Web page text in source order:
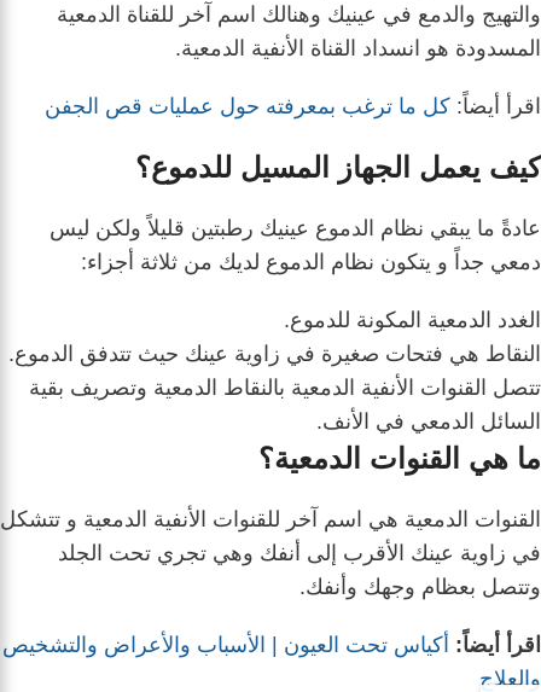
والتهيج والدمع في عينيك وهنالك اسم آخر للقناة الدمعية
المسدودة هو انسداد القناة الأنفية الدمعية.
اقرأ أيضاً: كل ما ترغب بمعرفته حول عمليات قص الجفن
كيف يعمل الجهاز المسيل للدموع؟
عادةً ما يبقي نظام الدموع عينيك رطبتين قليلاً ولكن ليس
دمعي جداً و يتكون نظام الدموع لديك من ثلاثة أجزاء:
الغدد الدمعية المكونة للدموع.
النقاط هي فتحات صغيرة في زاوية عينك حيث تتدفق الدموع.
تتصل القنوات الأنفية الدمعية بالنقاط الدمعية وتصريف بقية
السائل الدمعي في الأنف.
ما هي القنوات الدمعية؟
القنوات الدمعية هي اسم آخر للقنوات الأنفية الدمعية و تتشكل
في زاوية عينك الأقرب إلى أنفك وهي تجري تحت الجلد
وتتصل بعظام وجهك وأنفك.
اقرأ أيضاً: أكياس تحت العيون | الأسباب والأعراض والتشخيص
والعلاج